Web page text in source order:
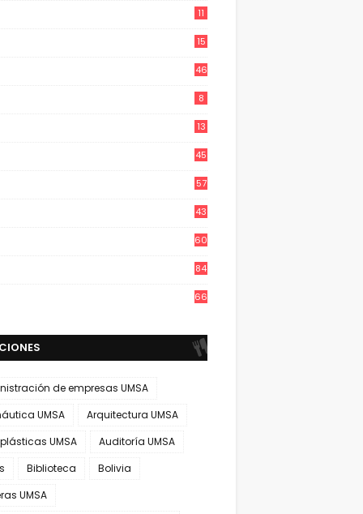
11
15
46
8
13
45
57
43
60
84
66
de empresas UMSA
UMSA
Arquitectura UMSA
UMSA
Auditoría UMSA
Biblioteca
Bolivia
UMSA